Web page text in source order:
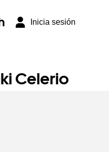
Inicia sesión
Celerio